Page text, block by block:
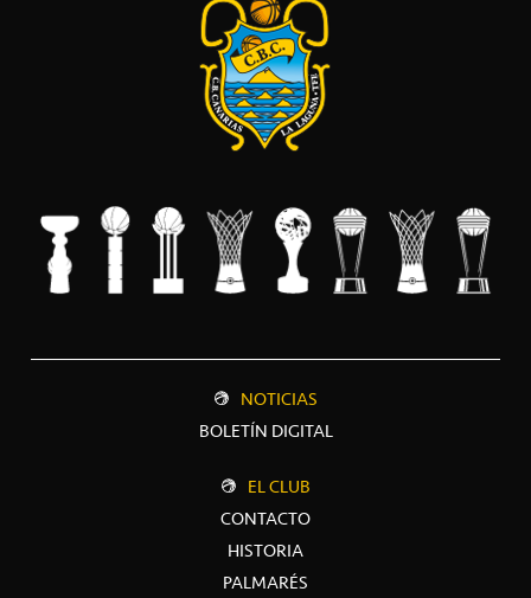
NOTICIAS
BOLETÍN DIGITAL
EL CLUB
CONTACTO
HISTORIA
PALMARÉS